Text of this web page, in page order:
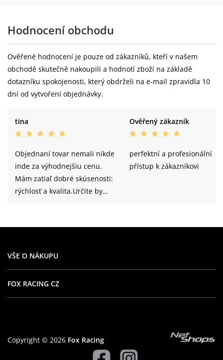
Hodnocení obchodu
Ověřené hodnocení je pouze od zákazníků, kteří v našem
obchodě skutečně nakoupili a hodnotí zboží na základě
dotazníku spokojenosti, který obdrželi na e-mail zpravidla 10
dní od vytvoření objednávky.
tina
Objednaní tovar nemali nikde
inde za výhodnejšiu cenu.
Mám zatiaľ dobré skúsenosti:
rýchlosť a kvalita.Určite by
Ověřený zákazník
perfektní a profesionální
přístup k zákazníkovi
VŠE O NÁKUPU
FOX RACING CZ
Copyright © 2026 Fox Racing